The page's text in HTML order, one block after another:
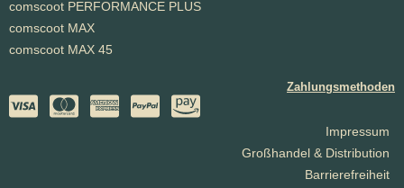
comscoot PERFORMANCE PLUS
comscoot MAX
comscoot MAX 45
Zahlungsmethoden
Impressum
Großhandel & Distribution
Barrierefreiheit